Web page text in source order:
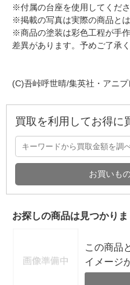
※付属の台座を使用してくださ
※掲載の写真は実際の商品と
※商品の塗装は彩色工程が手
差異があります。予めご了承く
(C)吾峠呼世晴/集英社・アニ
買取を利用してお得に
お買いも
お探しの商品は見つかり
この商品
イメージ